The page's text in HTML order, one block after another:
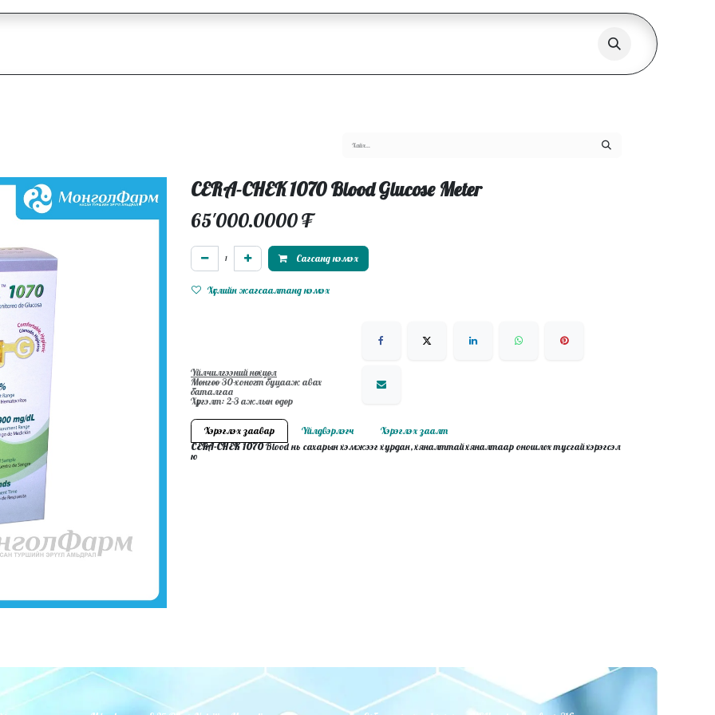
CERA-CHEK 1070 Blood Glucose Meter
65'000.0000₮
Сагсанд нэмэх
Хүслийн жагсаалтанд нэмэх
Үйлчилгээний нөхцөл
Мөнгөө 30-хоногт буцааж авах
баталгаа
Хүргэлт: 2-3 ажлын өдөр
Хэрэглэх заавар Үйлдвэрлэгч
Хэрэглэх заалт
CERA-CHEK 1070Blood нь сахарын хэмжээг хурдан, хяналттай хяналтаар оношлох тусгай хэрэгсэл
ю